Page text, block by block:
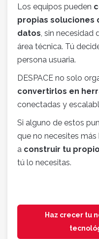
Los equipos pueden
propias soluciones
datos, sin necesidad
área técnica. Tú
persona usuaria.
DESPACE no solo
convertirlos en
conectadas y
Si alguno de estos
que no necesites
a construir tu
tú lo necesitas.
Haz crecer tu